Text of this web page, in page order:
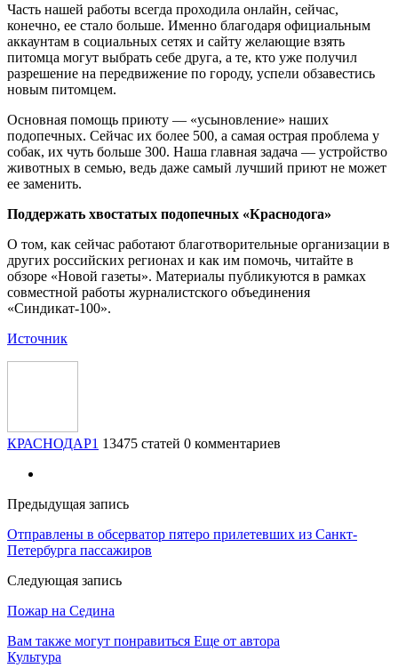
Часть нашей работы всегда проходила онлайн, сейчас,
конечно, ее стало больше. Именно благодаря официальным
аккаунтам в социальных сетях и сайту желающие взять
питомца могут выбрать себе друга, а те, кто уже получил
разрешение на передвижение по городу, успели обзавестись
новым питомцем.
Основная помощь приюту — «усыновление» наших
подопечных. Сейчас их более 500, а самая острая проблема у
собак, их чуть больше 300. Наша главная задача — устройство
животных в семью, ведь даже самый лучший приют не может
ее заменить.
Поддержать хвостатых подопечных «Краснодога»
О том, как сейчас работают благотворительные организации в
других российских регионах и как им помочь, читайте в
обзоре «Новой газеты». Материалы публикуются в рамках
совместной работы журналистского объединения
«Синдикат-100».
Источник
КРАСНОДАР1 13475 статей 0 комментариев
Предыдущая запись
Отправлены в обсерватор пятеро прилетевших из Санкт-
Петербурга пассажиров
Следующая запись
Пожар на Седина
Вам также могут понравиться Еще от автора
Культура